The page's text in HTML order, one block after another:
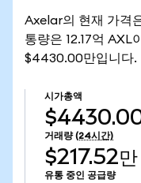
Axelar의 현재 가격
통량은 12.17억 AXL
$4430.00만입니다.
시가총액
거래량 (24시간)
$217.52만
유통 중인 공급량